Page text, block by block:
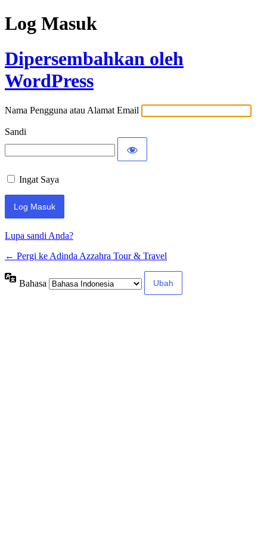
Log Masuk
Dipersembahkan oleh
WordPress
Nama Pengguna atau Alamat Email
Sandi
Ingat Saya
Lupa sandi Anda?
← Pergi ke Adinda Azzahra Tour & Travel
Bahasa